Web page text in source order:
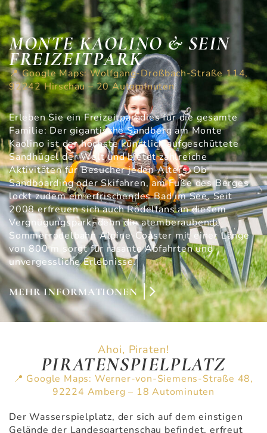
MONTE KAOLINO & SEIN
FREIZEITPARK
📍 Google Maps: Wolfgang-Droßbach-Straße 114,
92242 Hirschau – 20 Autominuten
Erleben Sie ein Freizeitparadies für die gesamte
Familie: Der gigantische Sandberg am Monte
Kaolino ist der höchste künstlich aufgeschüttete
Sandhügel der Welt und bietet zahlreiche
Aktivitäten für Besucher jeden Alters. Ob
Sandboarding oder Skifahren, am Fuße des Berges
lockt zudem ein erfrischendes Bad im See. Seit
2008 erfreuen sich auch Rodelfans an diesem
Vergnügungspark, denn die atemberaubende
Sommerrodelbahn Alpine-Coaster mit einer Länge
von 800 m sorgt für rasante Abfahrten und
unvergessliche Erlebnisse.
MEHR INFORMATIONEN
Ahoi, Piraten!
PIRATENSPIELPLATZ
📍 Google Maps: Werner-von-Siemens-Straße 48,
92224 Amberg – 18 Autominuten
Der Wasserspielplatz, der sich auf dem einstigen
Gelände der Landesgartenschau befindet, erfreut